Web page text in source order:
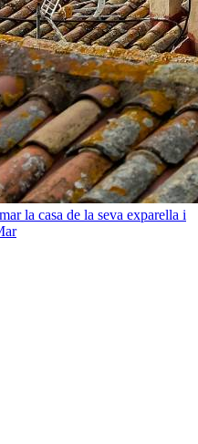
la casa de la seva exparella i